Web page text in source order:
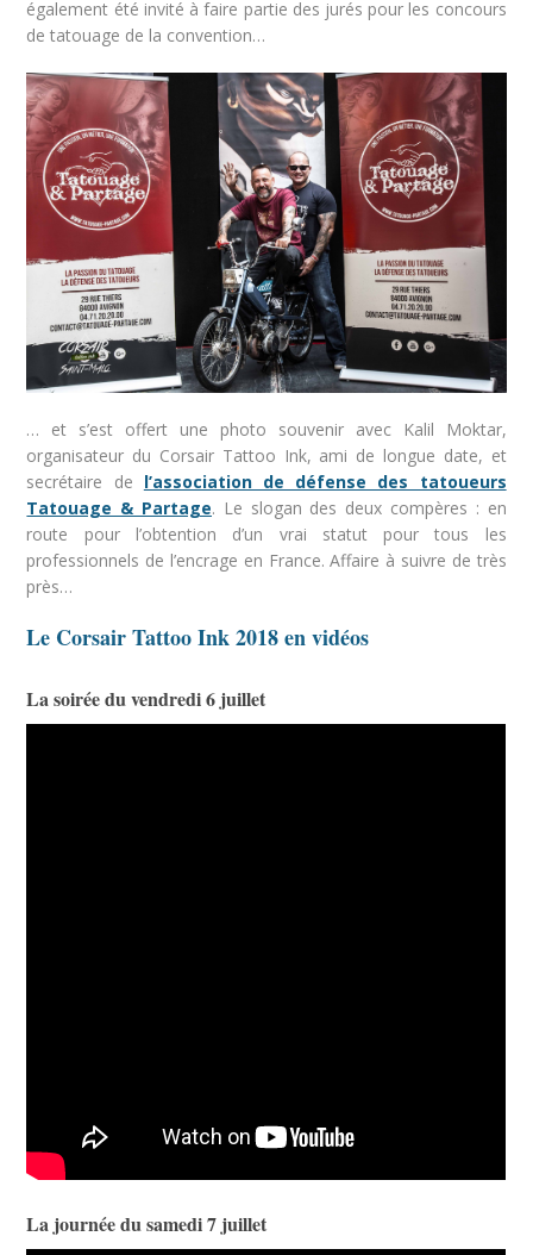
également été invité à faire partie des jurés pour les concours
de tatouage de la convention…
… et s’est offert une photo souvenir avec Kalil Moktar,
organisateur du Corsair Tattoo Ink, ami de longue date, et
secrétaire de l’association de défense des tatoueurs
Tatouage & Partage. Le slogan des deux compères : en
route pour l’obtention d’un vrai statut pour tous les
professionnels de l’encrage en France. Affaire à suivre de très
près…
Le Corsair Tattoo Ink 2018 en vidéos
La soirée du vendredi 6 juillet
La journée du samedi 7 juillet